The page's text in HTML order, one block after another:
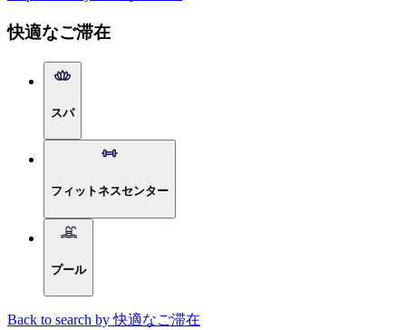
快適なご滞在
スパ
フィットネスセンター
プール
Back to search by 快適なご滞在